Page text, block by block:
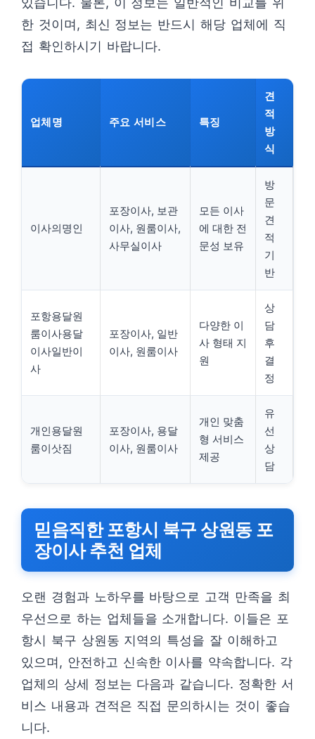
한 것이며, 최신 정보는 반드시 해당 업체에 직
접 확인하시기 바랍니다.
업체명 주요 서비스 특징
견
적
방
식
이사의명인
포장이사, 보관
이사, 원룸이사,
사무실이사
모든 이사
에 대한 전
문성 보유
방
문
견
적
기
반
포항용달원
룸이사용달
이사일반이
사
포장이사, 일반
이사, 원룸이사
다양한 이
사 형태 지
원
상
담
후
결
정
개인용달원
룸이삿짐
포장이사, 용달
이사, 원룸이사
개인 맞춤
형 서비스
제공
유
선
상
담
믿음직한 포항시 북구 상원동 포
장이사 추천 업체
오랜 경험과 노하우를 바탕으로 고객 만족을 최
우선으로 하는 업체들을 소개합니다. 이들은 포
항시 북구 상원동 지역의 특성을 잘 이해하고
있으며, 안전하고 신속한 이사를 약속합니다. 각
업체의 상세 정보는 다음과 같습니다. 정확한 서
비스 내용과 견적은 직접 문의하시는 것이 좋습
니다.